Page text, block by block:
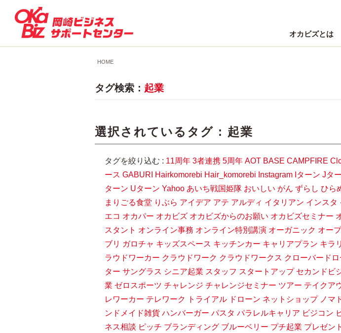
オカビズとは
HOME
タグ検索： 起業
選択されているタグ : 起業
タグを絞り込む : 11周年 3者連携 5周年 AOT BASE CAMPFIRE
ース GABURI Hairkomorebi Hair_komorebi Instagram Iターン Jタ
ターン Uターン Yahoo あいち戦国姫隊 おいしい がん ずらし ひら
まりごる食堂 りぶら アイデア アテ アルディ イタリアン インスタ
エコ オカパー オカビズ オカビズからのお願い オカビズセミナー
スタント オンライン事務 オンライン特別講演 オーガニック オー
ブリ ガロチャ キッズスペース キッチンカー キャリアプラン キラリ
ラウドワーカー クラウドワーク クラウドワークス クローバードロ
ター サングラス シニア起業 スタッフ スタートアップ セカンドビ
業 ゼロスポーツ チャレンジ チャレンジセミナー ツアー テイクア
レワーカー テレワーク トライアル ドローン ネットショップ ノマ
ンドメイド雑貨 ハンバーガー パスタ パラレルキャリア ビジコン
ネス相談 ピッチ ブランディング ブルーベリー プチ起業 プレゼント